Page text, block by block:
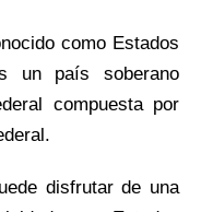
como Estados
un país soberano
compuesta por
disfrutar de una